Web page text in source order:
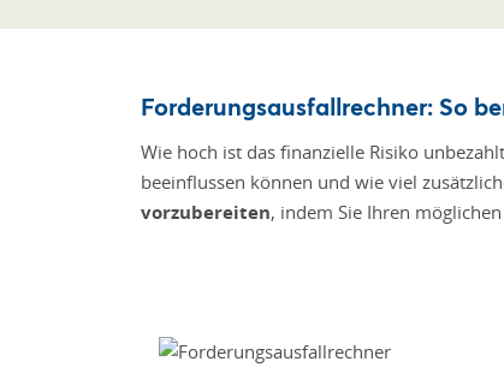
Forderungsausfallrechner: So
Wie hoch ist das finanzielle Risiko
beeinflussen können und wie viel
vorzubereiten, indem Sie Ihren